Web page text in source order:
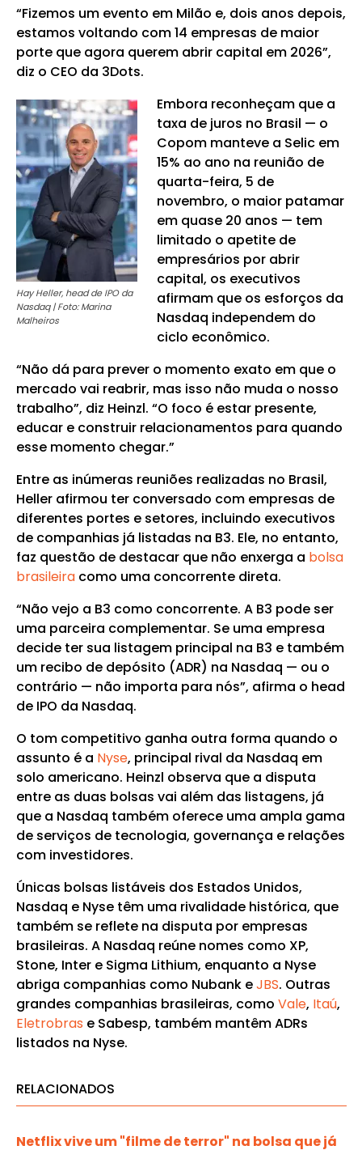
“Fizemos um evento em Milão e, dois anos depois,
estamos voltando com 14 empresas de maior
porte que agora querem abrir capital em 2026”,
diz o CEO da 3Dots.
Hay Heller, head de IPO da
Nasdaq | Foto: Marina
Malheiros
Embora reconheçam que a
taxa de juros no Brasil — o
Copom manteve a Selic em
15% ao ano na reunião de
quarta-feira, 5 de
novembro, o maior patamar
em quase 20 anos — tem
limitado o apetite de
empresários por abrir
capital, os executivos
afirmam que os esforços da
Nasdaq independem do
ciclo econômico.
“Não dá para prever o momento exato em que o
mercado vai reabrir, mas isso não muda o nosso
trabalho”, diz Heinzl. “O foco é estar presente,
educar e construir relacionamentos para quando
esse momento chegar.”
Entre as inúmeras reuniões realizadas no Brasil,
Heller afirmou ter conversado com empresas de
diferentes portes e setores, incluindo executivos
de companhias já listadas na B3. Ele, no entanto,
faz questão de destacar que não enxerga a bolsa
brasileiracomo uma concorrente direta.
“Não vejo a B3 como concorrente. A B3 pode ser
uma parceira complementar. Se uma empresa
decide ter sua listagem principal na B3 e também
um recibo de depósito (ADR) na Nasdaq — ou o
contrário — não importa para nós”, afirma o head
de IPO da Nasdaq.
O tom competitivo ganha outra forma quando o
assunto é a Nyse, principal rival da Nasdaq em
solo americano. Heinzl observa que a disputa
entre as duas bolsas vai além das listagens, já
que a Nasdaq também oferece uma ampla gama
de serviços de tecnologia, governança e relações
com investidores.
Únicas bolsas listáveis dos Estados Unidos,
Nasdaq e Nyse têm uma rivalidade histórica, que
também se reflete na disputa por empresas
brasileiras. A Nasdaq reúne nomes como XP,
Stone, Inter e Sigma Lithium, enquanto a Nyse
abriga companhias como Nubank eJBS. Outras
grandes companhias brasileiras, como Vale, Itaú,
Eletrobras e Sabesp, também mantêm ADRs
listados na Nyse.
RELACIONADOS
Netflix vive um "filme de terror" na bolsa que já